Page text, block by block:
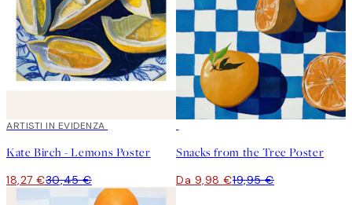
40%*
ARTISTI IN EVIDENZA
Kate Birch - Lemons Poster
18,27 €30,45 €
Snacks from the Tree Poster
Da 9,98 €19,95 €